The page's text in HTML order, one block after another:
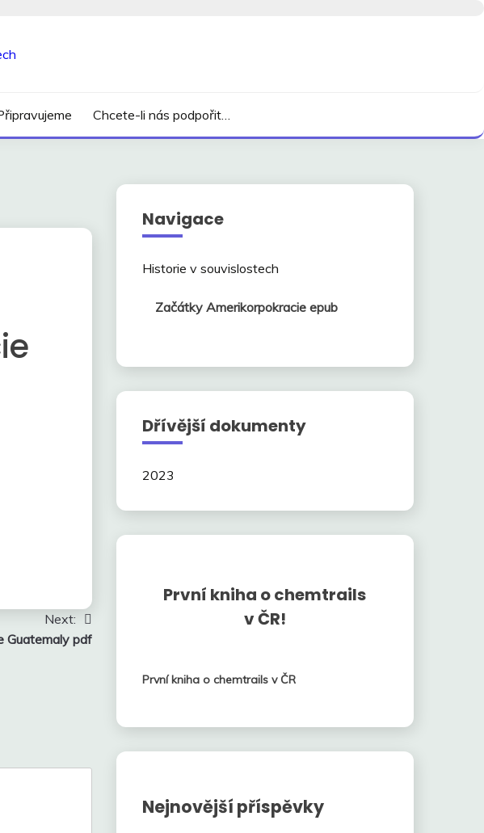
Chcete-li nás podpořit…
Next:
Guatemaly pdf
Navigace
Historie v souvislostech
Začátky Amerikorpokracie epub
Dřívější dokumenty
2023
První kniha o chemtrails
v ČR!
První kniha o chemtrails v ČR
Nejnovější příspěvky